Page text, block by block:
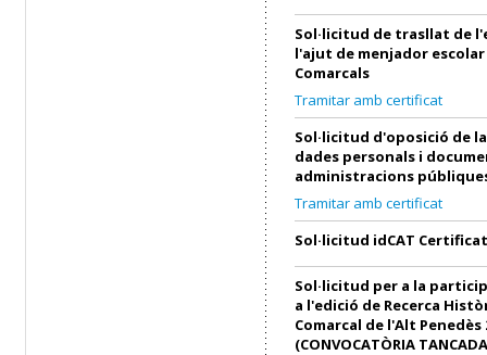
Sol·licitud de trasllat de
l'ajut de menjador
Comarcals
Tramitar amb certificat
Sol·licitud d'oposició de
dades personals i
administracions
Tramitar amb certificat
Sol·licitud idCAT Certificat
Sol·licitud per a la
a l'edició de Recerca
Comarcal de l'Alt Penedès
(CONVOCATÒRIA